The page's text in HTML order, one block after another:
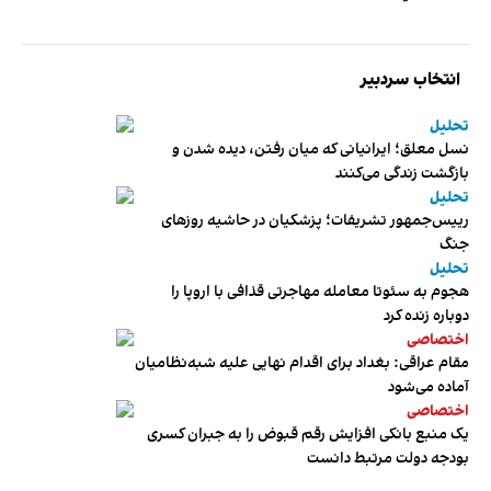
انتخاب سردبیر
تحلیل
نسل معلق؛ ایرانیانی که میان رفتن، دیده شدن و
بازگشت زندگی می‌کنند
تحلیل
رییس‌جمهور تشریفات؛ پزشکیان در حاشیه روزهای
جنگ
تحلیل
هجوم به سئوتا معامله مهاجرتی قذافی با اروپا را
دوباره زنده کرد
اختصاصی
مقام عراقی: بغداد برای اقدام نهایی علیه شبه‌نظامیان
آماده می‌شود
اختصاصی
یک منبع بانکی افزایش رقم قبوض را به جبران کسری
بودجه دولت مرتبط دانست